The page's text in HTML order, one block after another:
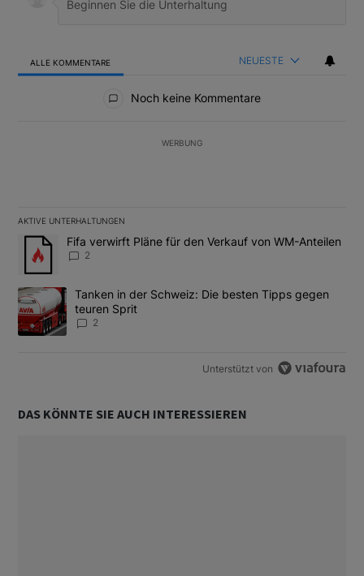
ALLE KOMMENTARE NEUESTE
Noch keine Kommentare
WERBUNG
AKTIVE UNTERHALTUNGEN
Das Folgende ist eine Liste der am meisten kommentierten
Ein Trendartikel mit dem Titel "Fifa verwirft Pläne für den
Fifa verwirft Pläne für den Verkauf von WM-Anteilen
2
Ein Trendartikel mit dem Titel "Tanken in der Schweiz: Die
Tanken in der Schweiz: Die besten Tipps gegen
teuren Sprit
2
Unterstützt von
DAS KÖNNTE SIE AUCH INTERESSIEREN